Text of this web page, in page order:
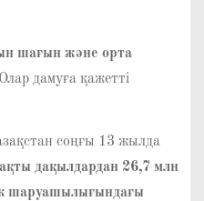
шағын және орта
дамуға қажетті
соңғы 13 жылда
дақылдардан 26,7 млн
шаруашылығындағы